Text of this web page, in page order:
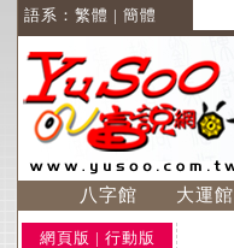
語系： 繁體 | 簡體
八字館 大運館
網頁版 | 行動版